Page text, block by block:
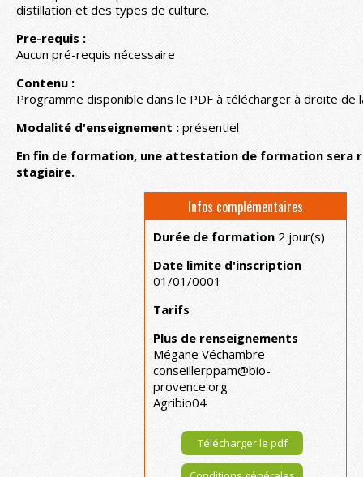
distillation et des types de culture.
Pre-requis :
Aucun pré-requis nécessaire
Contenu :
Programme disponible dans le PDF à télécharger à droite de
Modalité d'enseignement : présentiel
En fin de formation, une attestation de formation sera
stagiaire.
Infos complémentaires
Durée de formation 2 jour(s)
Date limite d'inscription
01/01/0001
Tarifs
Plus de renseignements
Mégane Véchambre
conseillerppam@bio-
provence.org
Agribio04
Télécharger le pdf